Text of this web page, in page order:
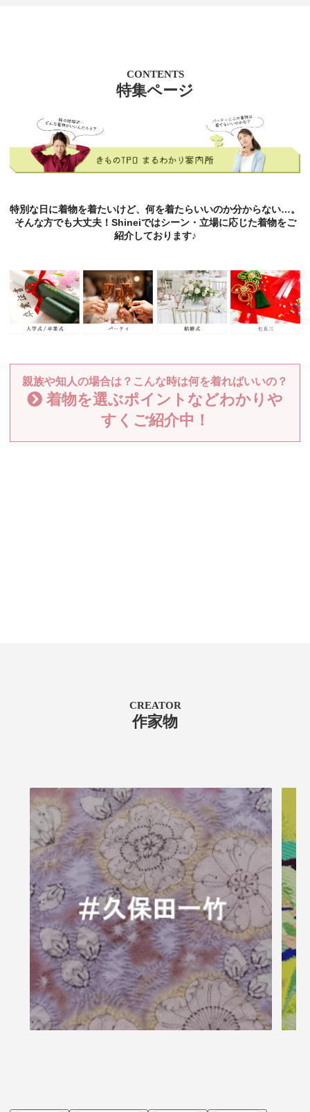
CONTENTS
特集ページ
特別な日に着物を着たいけど、何を着たらいいのか分からない…。
そんな方でも大丈夫！Shineiではシーン・立場に応じた着物をご
紹介しております♪
親族や知人の場合は？こんな時は何を着ればいいの？
着物を選ぶポイントなどわかりや
すくご紹介中！
CREATOR
作家物